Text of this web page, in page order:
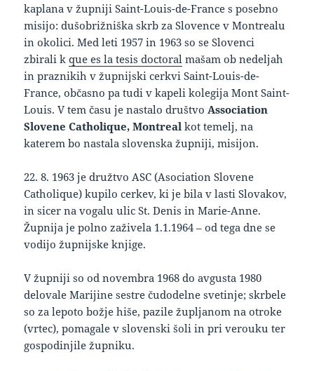
kaplana v župniji Saint-Louis-de-France s posebno
misijo: dušobrižniška skrb za Slovence v Montrealu
in okolici. Med leti 1957 in 1963 so se Slovenci
zbirali kque es la tesis doctoral mašam ob nedeljah
in praznikih v župnijski cerkvi Saint-Louis-de-
France, občasno pa tudi v kapeli kolegija Mont Saint-
Louis. V tem času je nastalo društvoAssociation
Slovene Catholique, Montreal kot temelj, na
katerem bo nastala slovenska župniji, misijon.
22. 8. 1963 je družtvo ASC (Asociation Slovene
Catholique) kupilo cerkev, ki je bila v lasti Slovakov,
in sicer na vogalu ulic St. Denis in Marie-Anne.
Župnija je polno zaživela 1.1.1964 – od tega dne se
vodijo župnijske knjige.
V župniji so od novembra 1968 do avgusta 1980
delovale Marijine sestre čudodelne svetinje; skrbele
so za lepoto božje hiše, pazile župljanom na otroke
(vrtec), pomagale v slovenski šoli in pri verouku ter
gospodinjile župniku.